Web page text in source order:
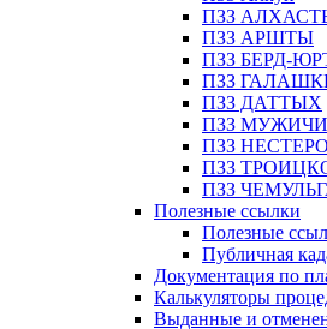
ПЗЗ
ПЗЗ АРШТЫ
ПЗЗ БЕРД-
ПЗЗ
ПЗЗ ДАТТЫХ
ПЗЗ МУЖИЧИ
ПЗЗ
ПЗЗ
ПЗЗ
Полезные ссылки
Полезные
Публичная
Документация по
Калькуляторы
Выданные и